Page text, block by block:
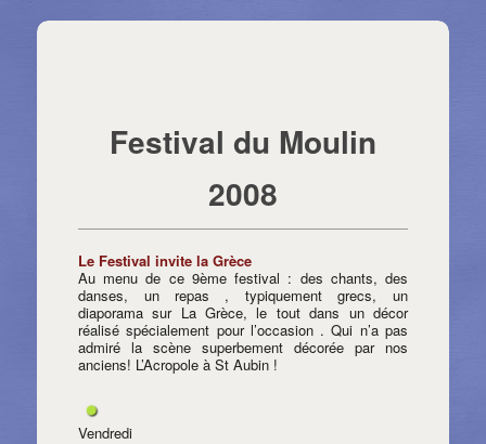
Festival du Moulin
2008
Le Festival invite la Grèce
Au menu de ce 9ème festival : des chants, des
danses, un repas , typiquement grecs, un
diaporama sur La Grèce, le tout dans un décor
réalisé spécialement pour l’occasion . Qui n’a pas
admiré la scène superbement décorée par nos
anciens! L’Acropole à St Aubin !
Vendredi